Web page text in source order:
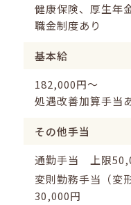
健康保険、厚生年
職金制度あり
基本給
182,000円～
処遇改善加算手当
その他手当
通勤手当 上限
変則勤務手当（
30,000円